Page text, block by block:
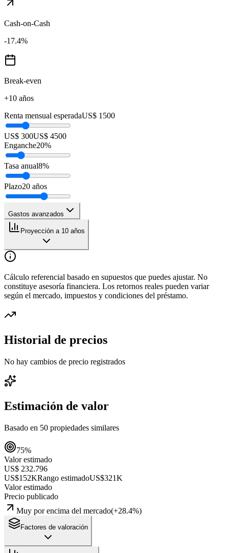
Cash-on-Cash
-17.4%
Break-even
+10 años
Renta mensual esperadaUS$ 1500
US$ 300US$ 4500
Enganche20%
Tasa anual8%
Plazo20 años
Gastos avanzados
Proyección a 10 años
Cálculo referencial basado en supuestos que puedes ajustar. No
constituye asesoría financiera. Los retornos reales pueden variar
según el mercado, impuestos y condiciones del préstamo.
Historial de precios
No hay cambios de precio registrados
Estimación de valor
Basado en 50 propiedades similares
75%
Valor estimado
US$ 232.796
US$152KRango estimadoUS$321K
Valor estimado
Precio publicado
Muy por encima del mercado(+28.4%)
Factores de valoración